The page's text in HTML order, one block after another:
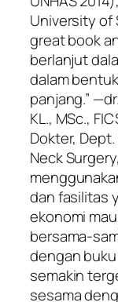
University of
great book
berlanjut
dalam
panjang.”
KL., MSc.,
Dokter,
Neck
dan fasilitas
ekonomi
bersama-
dengan
semakin
sesama